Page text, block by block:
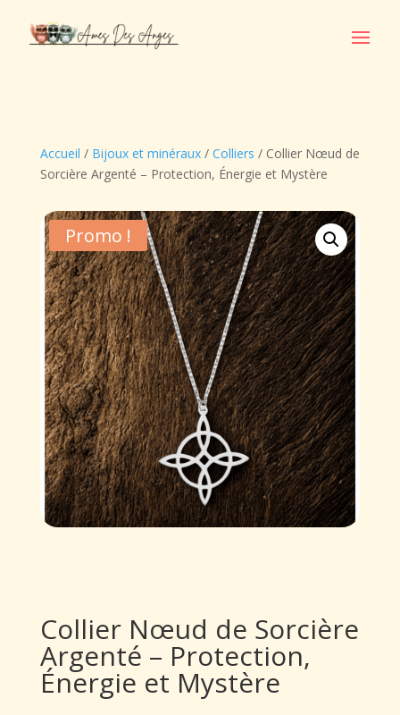
Accueil / Bijoux et minéraux/ Colliers / Collier Nœud de
Sorcière Argenté – Protection, Énergie et Mystère
Promo !
Collier Nœud de Sorcière
Argenté – Protection,
Énergie et Mystère